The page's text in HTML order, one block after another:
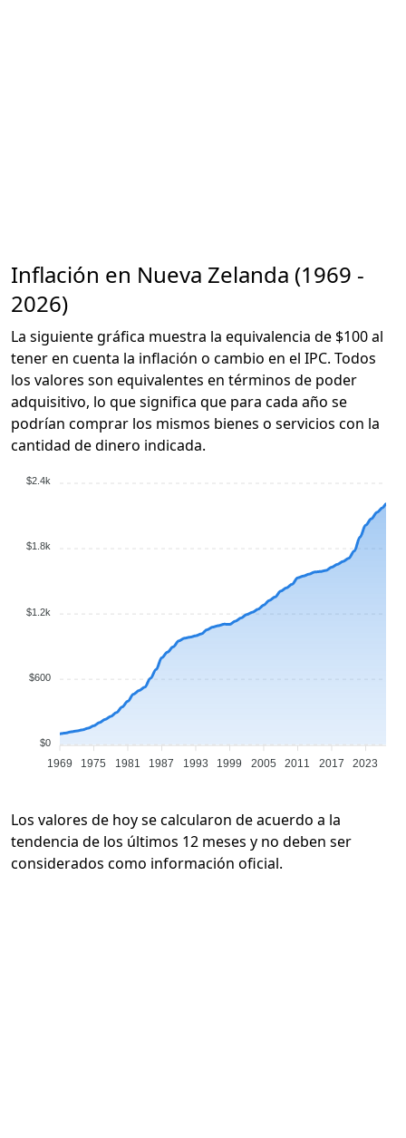
Inflación en Nueva Zelanda (1969 -
2026)
La siguiente gráfica muestra la equivalencia de $100 al
tener en cuenta la inflación o cambio en el IPC. Todos
los valores son equivalentes en términos de poder
adquisitivo, lo que significa que para cada año se
podrían comprar los mismos bienes o servicios con la
cantidad de dinero indicada.
$2.4k
$1.8k
$1.2k
$600
$0
1969 1975 1981 1987 1993 1999 2005 2011 2017 2023
Los valores de hoy se calcularon de acuerdo a la
tendencia de los últimos 12 meses y no deben ser
considerados como información oficial.